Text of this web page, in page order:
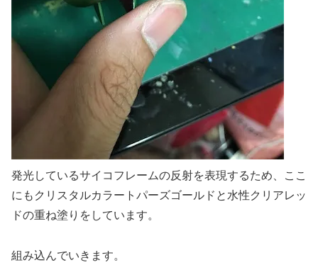
発光しているサイコフレームの反射を表現するため、ここ
にもクリスタルカラートパーズゴールドと水性クリアレッ
ドの重ね塗りをしています。
組み込んでいきます。